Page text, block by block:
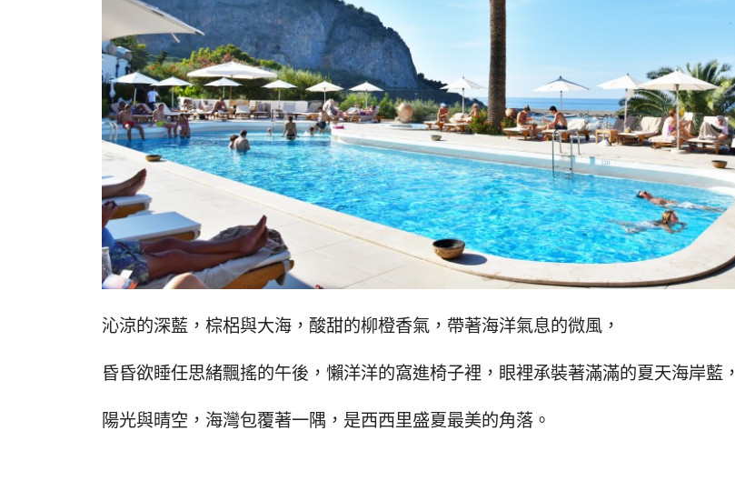
沁涼的深藍，棕梠與大海，酸甜的柳橙香氣，帶著海洋氣息的微風，
昏昏欲睡任思緒飄搖的午後，懶洋洋的窩進椅子裡，眼裡承裝著滿滿的夏天海岸藍，
陽光與晴空，海灣包覆著一隅，是西西里盛夏最美的角落。